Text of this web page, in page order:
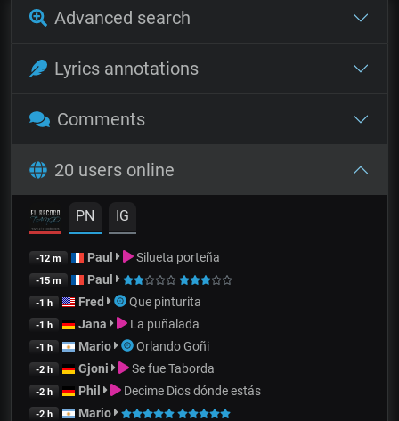
Advanced search
Lyrics annotations
Comments
20 users online
PN IG
-12 m Paul Silueta porteña
-15 m Paul
-1 h Fred Que pinturita
-1 h Jana La puñalada
-1 h Mario Orlando Goñi
-2 h Gjoni Se fue Taborda
-2 h Phil Decime Dios dónde estás
-2 h Mario